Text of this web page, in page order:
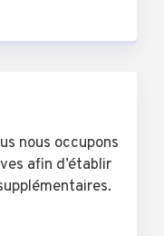
nous occupons
afin d’établir